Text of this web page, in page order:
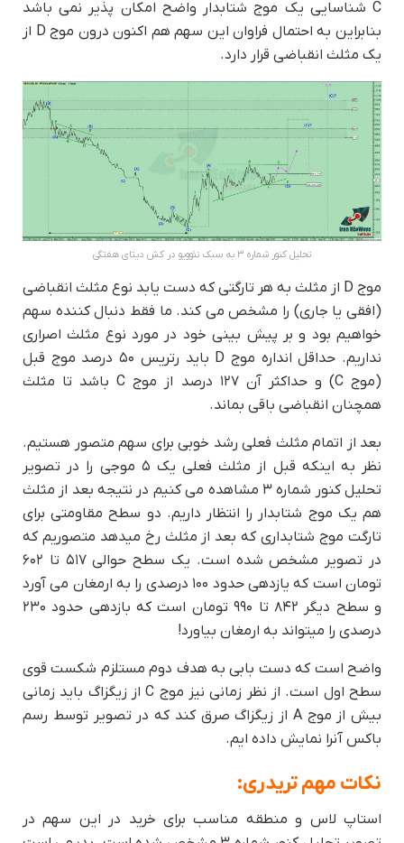
C شناسایی یک موج شتابدار واضح امکان پذیر نمی باشد
بنابراین به احتمال فراوان این سهم هم اکنون درون موج D از
یک مثلث انقباضی قرار دارد.
تحلیل کنور شماره ۳ به سبک نئوویو در کش دیتای هفتگی
موج D از مثلث به هر تارگتی که دست یابد نوع مثلث انقباضی
(افقی یا جاری) را مشخص می کند. ما فقط دنبال کننده سهم
خواهیم بود و بر پیش بینی خود در مورد نوع مثلث اصراری
نداریم. حداقل انداره موج D باید رتریس ۵۰ درصد موج قبل
(موج C) و حداکثر آن ۱۲۷ درصد از موج C باشد تا مثلث
همچنان انقباضی باقی بماند.
بعد از اتمام مثلث فعلی رشد خوبی برای سهم متصور هستیم.
نظر به اینکه قبل از مثلث فعلی یک ۵ موجی را در تصویر
تحلیل کنور شماره ۳ مشاهده می کنیم در نتیجه بعد از مثلث
هم یک موج شتابدار را انتظار داریم. دو سطح مقاومتی برای
تارگت موج شتابداری که بعد از مثلث رخ میدهد متصوریم که
در تصویر مشخص شده است. یک سطح حوالی ۵۱۷ تا ۶۰۲
تومان است که یازدهی حدود ۱۰۰ درصدی را به ارمغان می آورد
و سطح دیگر ۸۴۲ تا ۹۹۰ تومان است که بازدهی حدود ۲۳۰
درصدی را میتواند به ارمغان بیاورد!
واضح است که دست بابی به هدف دوم مستلزم شکست قوی
سطح اول است. از نظر زمانی نیز موج C از زیگزاگ باید زمانی
بیش از موج A از زیگزاگ صرق کند که در تصویر توسط رسم
باکس آنرا نمایش داده ایم.
نکات مهم تریدری:
استاپ لاس و منطقه مناسب برای خرید در این سهم در